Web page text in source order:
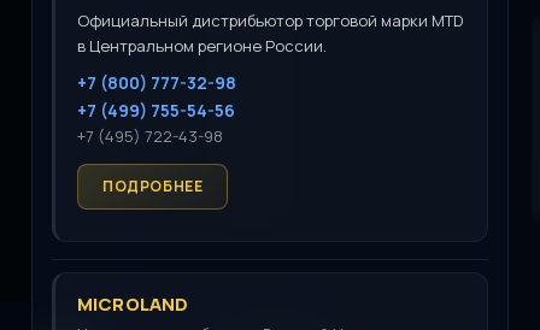
Официальный дистрибьютор торговой марки MTD
в Центральном регионе России.
+7 (800) 777-32-98
+7 (499) 755-54-56
+7 (495) 722-43-98
MICROLAND